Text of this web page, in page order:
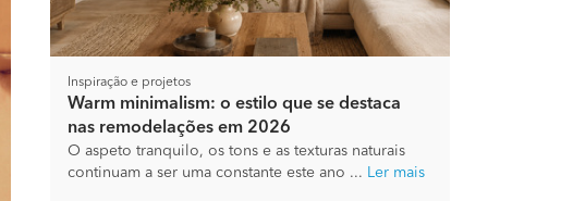
Inspiração e projetos
Warm minimalism: o estilo que se destaca
nas remodelações em 2026
O aspeto tranquilo, os tons e as texturas naturais
continuam a ser uma constante este ano ... Ler mais